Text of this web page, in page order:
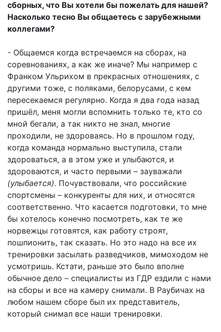
сборных, что Вы хотели бы пожелать для нашей?
Насколько тесно Вы общаетесь с зарубежными
коллегами?
- Общаемся когда встречаемся на сборах, на
соревнованиях, а как же иначе? Мы например с
Франком Ульрихом в прекрасных отношениях, с
другими тоже, с поляками, белорусами, с кем
пересекаемся регулярно. Когда я два года назад
пришёл, меня могли вспомнить только те, кто со
мной бегали, а так никто не знал, многие
проходили, не здороваясь. Но в прошлом году,
когда команда нормально выступила, стали
здороваться, а в этом уже и улыбаются, и
здороваются, и часто первыми – зауважали
(улыбается). Почувствовали, что российские
спортсмены – конкуренты для них, и относятся
соответственно. Что касается подготовки, то мне
бы хотелось конечно посмотреть, как те же
норвежцы готовятся, как работу строят,
пошпионить, так сказать. Но это надо на все их
тренировки засылать разведчиков, мимоходом не
усмотришь. Кстати, раньше это было вполне
обычное дело – специалисты из ГДР ездили с нами
на сборы и все на камеру снимали. В Раубичах на
любом нашем сборе был их представитель,
который снимал все наши тренировки.